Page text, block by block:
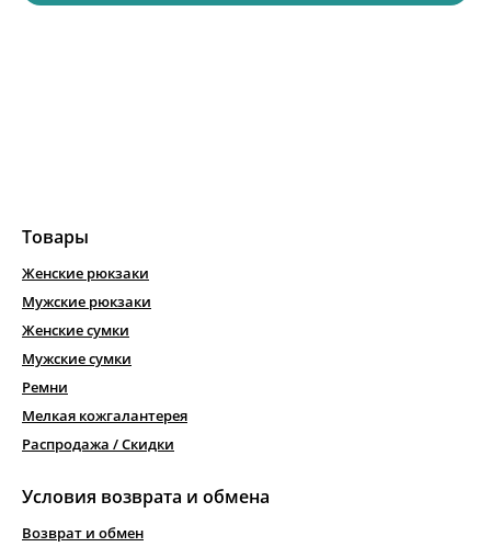
Товары
Женские рюкзаки
Мужские рюкзаки
Женские сумки
Мужские сумки
Ремни
Мелкая кожгалантерея
Распродажа / Скидки
Условия возврата и обмена
Возврат и обмен